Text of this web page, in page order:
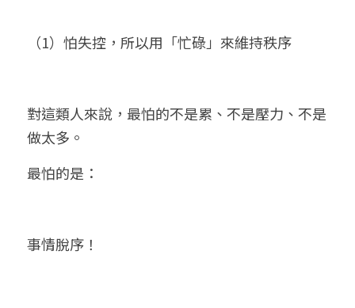
五人實戰班
五行計算高階班
團隊訓練營
小兒命名
科學八字輕鬆學
常見問題
繁體中文
support@p8zicourse.com
（1）怕失控，所以用「忙碌」來維持秩序
對這類人來說，最怕的不是累、不是壓力、不是
做太多。
最怕的是：
事情脫序！